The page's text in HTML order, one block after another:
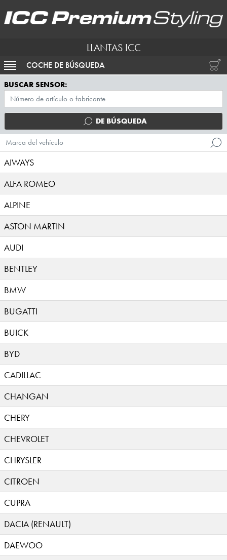
LLANTAS ICC
ACTIVAR NAVEGACIÓN
COCHE DE BÚSQUEDA
BUSCAR SENSOR:
DE BÚSQUEDA
Marca del vehículo
AIWAYS
ALFA ROMEO
ALPINE
ASTON MARTIN
AUDI
BENTLEY
BMW
BUGATTI
BUICK
BYD
CADILLAC
CHANGAN
CHERY
CHEVROLET
CHRYSLER
CITROEN
CUPRA
DACIA (RENAULT)
DAEWOO